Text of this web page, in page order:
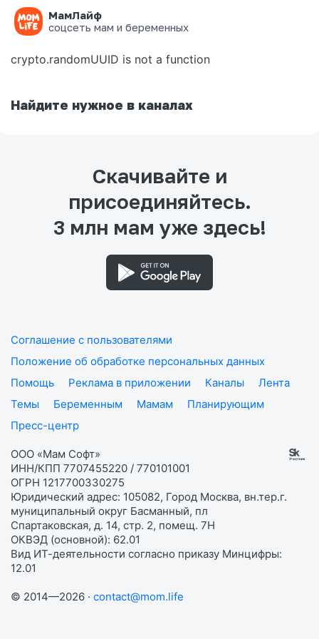
МамЛайф
соцсеть мам и беременных
Ошибка на странице
crypto.randomUUID is not a function
Найдите нужное в каналах
Скачивайте и
присоединяйтесь.
3 млн мам уже здесь!
Соглашение с пользователями
Положение об обработке персональных данных
Помощь
Реклама в приложении Каналы
Лента
Темы
Беременным Мамам
Планирующим
Пресс-центр
ООО «Мам Софт»
ИНН/КПП 7707455220 / 770101001
ОГРН 1217700330275
Юридический адрес: 105082, Город Москва, вн.тер.г.
муниципальный округ Басманный, пл
Спартаковская, д. 14, стр. 2, помещ. 7Н
ОКВЭД (основной): 62.01
Вид ИТ-деятельности согласно приказу Минцифры:
12.01
© 2014—2026 · contact@mom.life